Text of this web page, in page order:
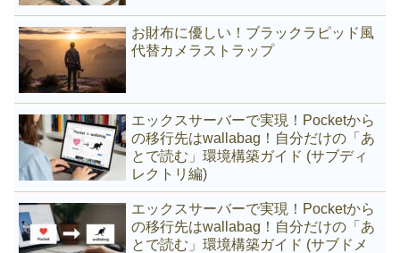
お財布に優しい！ブラックラピッド風
代替カメラストラップ
エックスサーバーで実現！Pocketから
の移行先はwallabag！自分だけの「あ
とで読む」環境構築ガイド (サブディ
レクトリ編)
エックスサーバーで実現！Pocketから
の移行先はwallabag！自分だけの「あ
とで読む」環境構築ガイド (サブドメ